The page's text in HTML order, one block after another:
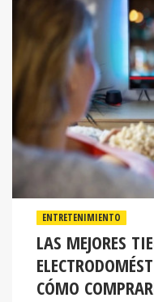
ENTRETENIMIENTO
LAS MEJORES
CÓMO